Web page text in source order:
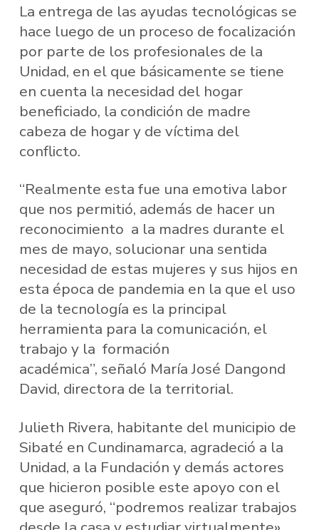
La entrega de las ayudas tecnológicas se
hace luego de un proceso de focalización
por parte de los profesionales de la
Unidad, en el que básicamente se tiene
en cuenta la necesidad del hogar
beneficiado, la condición de madre
cabeza de hogar y de víctima del
conflicto.
“Realmente esta fue una emotiva labor
que nos permitió, además de hacer un
reconocimiento a la madres durante el
mes de mayo, solucionar una sentida
necesidad de estas mujeres y sus hijos en
esta época de pandemia en la que el uso
de la tecnología es la principal
herramienta para la comunicación, el
trabajo y la formación
académica”, señaló María José Dangond
David, directora de la territorial.
Julieth Rivera, habitante del municipio de
Sibaté en Cundinamarca, agradeció a la
Unidad, a la Fundación y demás actores
que hicieron posible este apoyo con el
que aseguró, “podremos realizar trabajos